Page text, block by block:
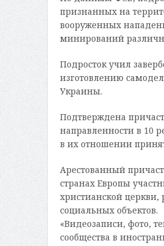
признанных на
вооруженных
минирований
Подросток учил
изготовлению
Украины.
Подтверждена
направленности в 10
в их отношении
Арестованный
странах Европы
христианской
социальных объектов.
«Видеозаписи, фото,
сообщества в